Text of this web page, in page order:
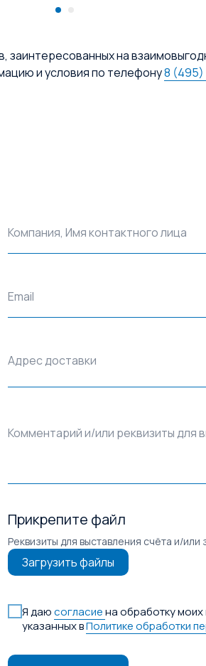
заинтересованных на
и условия по телефону8
Компания, Имя контактного лица
Email
Адрес доставки
Комментарий и/или реквизиты для
Прикрепите файл
Реквизиты для выставления счёта и/
Загрузить файлы
Я даюсогласиена обработку моих
указанных вПолитике обработки